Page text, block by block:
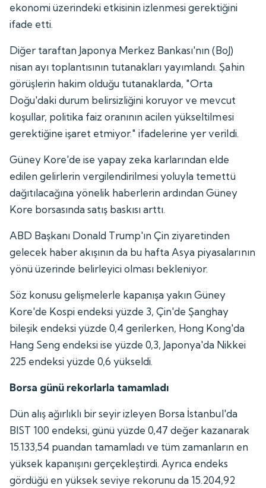
ekonomi üzerindeki etkisinin izlenmesi gerektiğini
ifade etti.
Diğer taraftan Japonya Merkez Bankası'nın (BoJ)
nisan ayı toplantısının tutanakları yayımlandı. Şahin
görüşlerin hakim olduğu tutanaklarda, "Orta
Doğu'daki durum belirsizliğini koruyor ve mevcut
koşullar, politika faiz oranının acilen yükseltilmesi
gerektiğine işaret etmiyor." ifadelerine yer verildi.
Güney Kore'de ise yapay zeka karlarından elde
edilen gelirlerin vergilendirilmesi yoluyla temettü
dağıtılacağına yönelik haberlerin ardından Güney
Kore borsasında satış baskısı arttı.
ABD Başkanı Donald Trump'ın Çin ziyaretinden
gelecek haber akışının da bu hafta Asya piyasalarının
yönü üzerinde belirleyici olması bekleniyor.
Söz konusu gelişmelerle kapanışa yakın Güney
Kore'de Kospi endeksi yüzde 3, Çin'de Şanghay
bileşik endeksi yüzde 0,4 gerilerken, Hong Kong'da
Hang Seng endeksi ise yüzde 0,3, Japonya'da Nikkei
225 endeksi yüzde 0,6 yükseldi.
Borsa günü rekorlarla tamamladı
Dün alış ağırlıklı bir seyir izleyen Borsa İstanbul'da
BIST 100 endeksi, günü yüzde 0,47 değer kazanarak
15.133,54 puandan tamamladı ve tüm zamanların en
yüksek kapanışını gerçekleştirdi. Ayrıca endeks
gördüğü en yüksek seviye rekorunu da 15.204,92